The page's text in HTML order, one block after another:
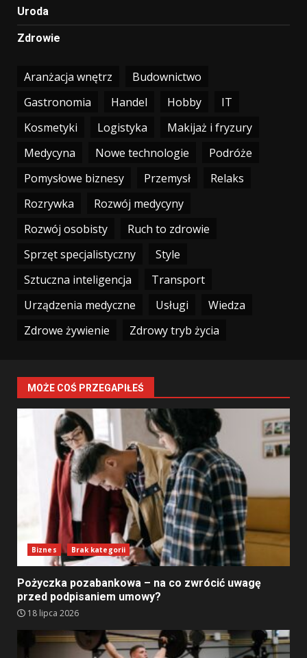
Uroda
Zdrowie
Aranżacja wnętrz
Budownictwo
Gastronomia
Handel Hobby
IT
Kosmetyki
Logistyka
Makijaż i fryzury
Medycyna
Nowe technologie
Podróże
Pomysłowe biznesy
Przemysł
Relaks
Rozrywka
Rozwój medycyny
Rozwój osobisty
Ruch to zdrowie
Sprzęt specjalistyczny
Style
Sztuczna inteligencja
Transport
Urządzenia medyczne
Usługi
Wiedza
Zdrowe żywienie
Zdrowy tryb życia
MOŻE COŚ PRZEGAPIŁEŚ
Biznes Brak kategorii
Pożyczka pozabankowa – na co zwrócić uwagę
przed podpisaniem umowy?
18 lipca 2026